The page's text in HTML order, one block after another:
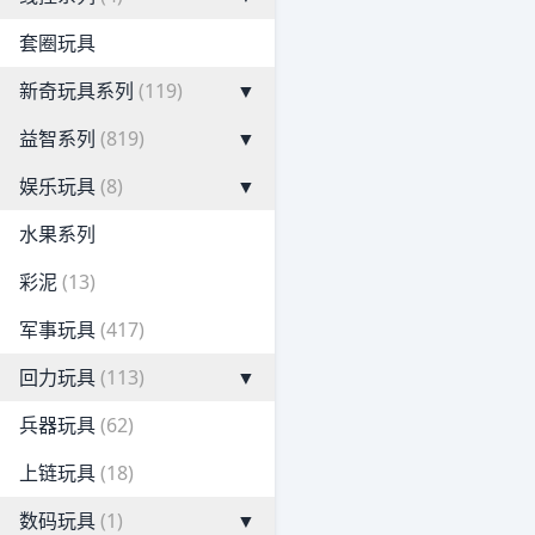
套圈玩具
新奇玩具系列 (119)
▼
益智系列 (819)
▼
娱乐玩具(8)
▼
水果系列
彩泥(13)
军事玩具(417)
回力玩具(113)
▼
兵器玩具(62)
上链玩具(18)
数码玩具(1) ▼